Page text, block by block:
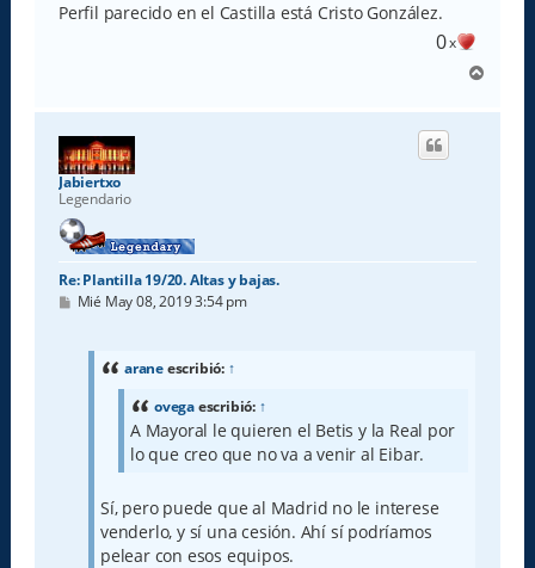
Perfil parecido en el Castilla está Cristo González.
0x
r
Jabiertxo
Legendario
Re: Plantilla 19/20. Altas y bajas.
M
Mié May 08, 2019 3:54 pm
araneescribió: ↑
ovegaescribió: ↑
A Mayoral le quieren el Betis y la Real por
lo que creo que no va a venir al Eibar.
Sí, pero puede que al Madrid no le interese
venderlo, y sí una cesión. Ahí sí podríamos
pelear con esos equipos.